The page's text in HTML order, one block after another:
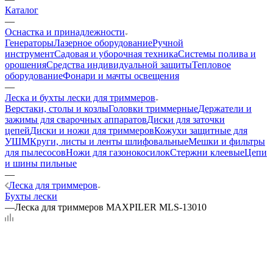
Каталог
—
Оснастка и принадлежности
ГенераторыЛазерное оборудованиеРучной
инструментСадовая и уборочная техникаСистемы полива и
орошенияСредства индивидуальной защитыТепловое
оборудованиеФонари и мачты освещения
—
Леска и бухты лески для триммеров
Верстаки, столы и козлыГоловки триммерныеДержатели и
зажимы для сварочных аппаратовДиски для заточки
цепейДиски и ножи для триммеровКожухи защитные для
УШМКруги, листы и ленты шлифовальныеМешки и фильтры
для пылесосовНожи для газонокосилокСтержни клеевыеЦепи
и шины пильные
—
Леска для триммеров
Бухты лески
—Леска для триммеров MAXPILER MLS-13010